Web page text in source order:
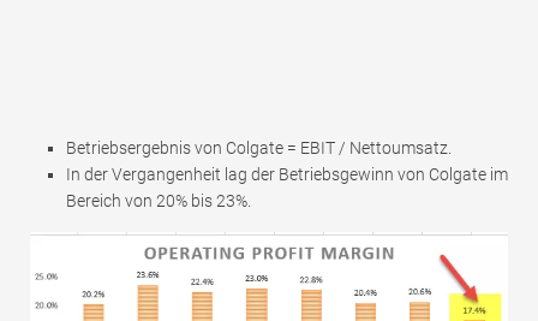
Betriebsergebnis von Colgate = EBIT / Nettoumsatz.
In der Vergangenheit lag der Betriebsgewinn von Colgate im
Bereich von 20% bis 23%.